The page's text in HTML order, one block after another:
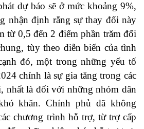
dự báo sẽ ở mức khoảng 9%,
nhận định rằng sự thay đổi này
từ 0,5 đến 2 điểm phần trăm đối
tùy theo diễn biến của tình
đó, một trong những yếu tố
chính là sự gia tăng trong các
nhất là đối với những nhóm dân
khăn. Chính phủ đã không
chương trình hỗ trợ, từ trợ cấp